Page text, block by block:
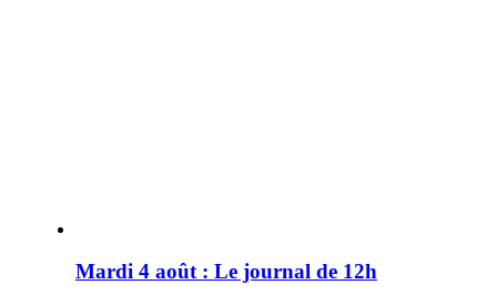
Mardi 4 août : Le journal de 12h